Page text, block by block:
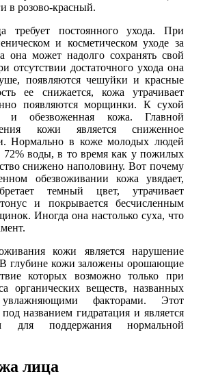
в розово-красный.
требует постоянного ухода. При
и косметическом уходе за
она может надолго сохранять свой
отсутствии достаточного ухода она
появляются чешуйки и красные
ее снижается, кожа утрачивает
появляются морщинки. К сухой
и обезвоженная кожа. Главной
кожи является сниженное
Нормально в коже молодых людей
72% воды, в то время как у пожилых
снижено наполовину. Вот почему
обезвоживании кожа увядает,
темный цвет, утрачивает
и покрывается бесчисленным
Иногда она настолько суха, что
кожи является нарушение
В глубине кожи заложены орошающие
которых возможно только при
органических веществ, названных
увлажняющими факторами. Этот
названием гидратация и является
для поддержания нормальной
лица